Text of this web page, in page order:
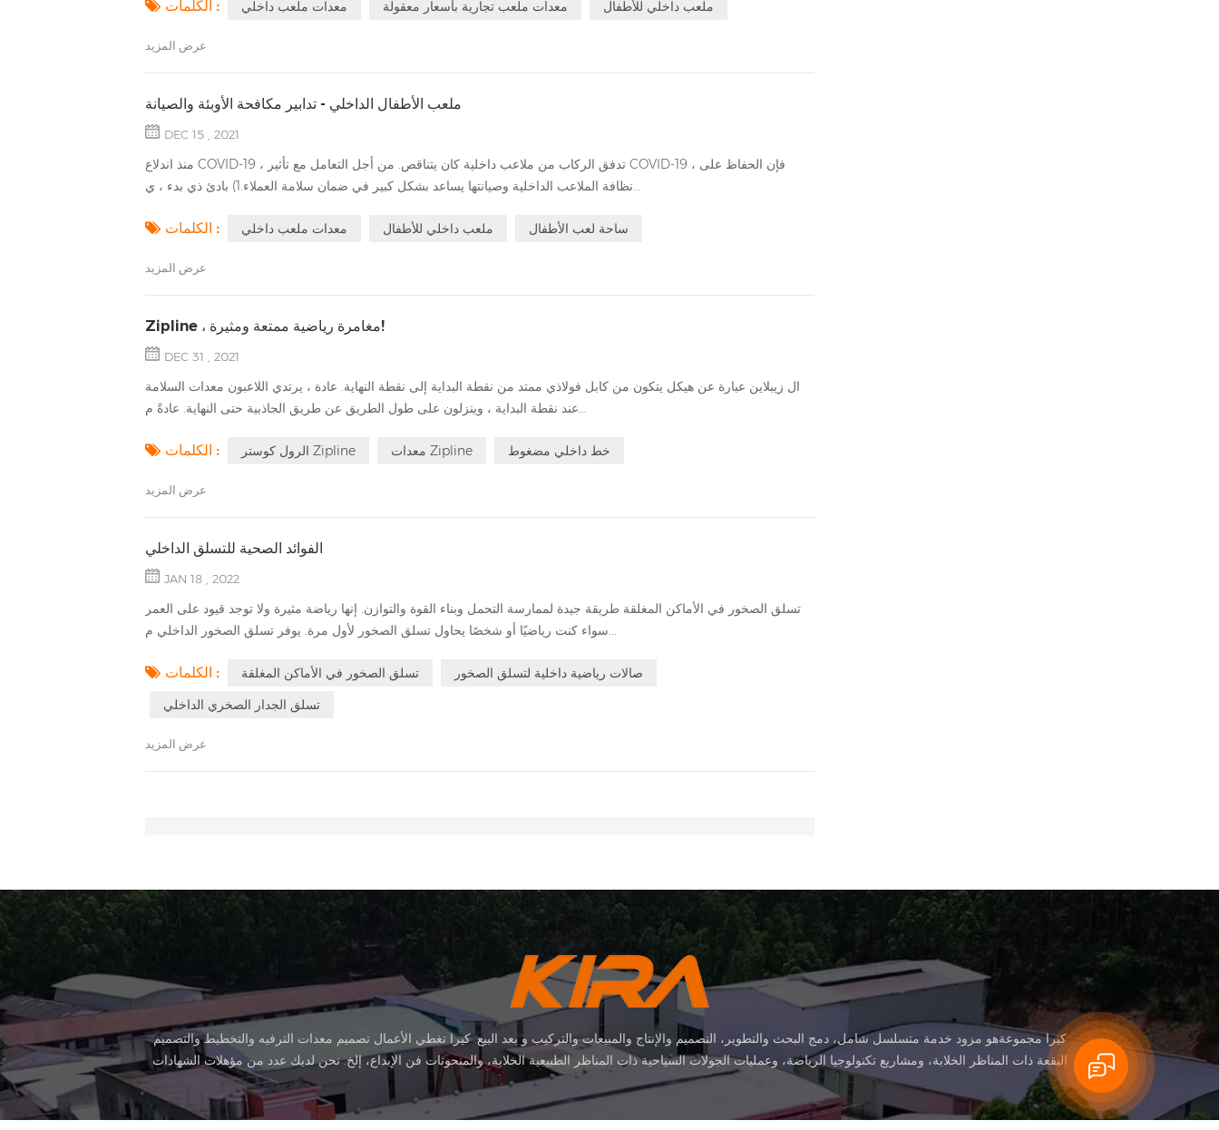
الكلمات : معدات ملعب داخلي معدات ملعب تجارية بأسعار معقولة ملعب داخلي للأطفال
عرض المزيد
ملعب الأطفال الداخلي - تدابير مكافحة الأوبئة والصيانة
DEC 15 , 2021
منذ اندلاع COVID-19 ، تدفق الركاب من ملاعب داخلية كان يتناقص. من أجل التعامل مع تأثير COVID-19 ، فإن الحفاظ على
نظافة الملاعب الداخلية وصيانتها يساعد بشكل كبير في ضمان سلامة العملاء.1) بادئ ذي بدء ، ي...
الكلمات : معدات ملعب داخلي ملعب داخلي للأطفال ساحة لعب الأطفال
عرض المزيد
Zipline ، مغامرة رياضية ممتعة ومثيرة!
DEC 31 , 2021
ال زيبلاين عبارة عن هيكل يتكون من كابل فولاذي ممتد من نقطة البداية إلى نقطة النهاية. عادة ، يرتدي اللاعبون معدات السلامة
عند نقطة البداية ، وينزلون على طول الطريق عن طريق الجاذبية حتى النهاية. عادةً م...
الكلمات : الرول كوستر Zipline معدات Zipline خط داخلي مضغوط
عرض المزيد
الفوائد الصحية للتسلق الداخلي
JAN 18 , 2022
تسلق الصخور في الأماكن المغلقة طريقة جيدة لممارسة التحمل وبناء القوة والتوازن. إنها رياضة مثيرة ولا توجد قيود على العمر
سواء كنت رياضيًا أو شخصًا يحاول تسلق الصخور لأول مرة. يوفر تسلق الصخور الداخلي م...
الكلمات : تسلق الصخور في الأماكن المغلقة
صالات رياضية داخلية لتسلق الصخور
تسلق الجدار الصخري الداخلي
عرض المزيد
كيرا مجموعةهو مزود خدمة متسلسل شامل، دمج البحث والتطوير، التصميم والإنتاج والمبيعات والتركيب و بعد البيع. كيرا تغطي الأعمال تصميم معدات الترفيه والتخطيط والتصميم
البقعة ذات المناظر الخلابة، ومشاريع تكنولوجيا الرياضة، وعمليات الجولات السياحية ذات المناظر الطبيعية الخلابة، والمنحوتات فن الإبداع، إلخ. نحن لديك عدد من مؤهلات الشهادات
مثل شركات التكنولوجيا الفائقة، تنفيذ قياسي الشركات، استيراد & حقوق الصادرات والوطنية براءات الاختراع. انها مؤسسة معروفة تؤثر على تطوير السياحة الثقافية الصناعة. كيرا
تأسست المصنع في 2015 وتقع في هوادو مقاطعة قوانغتشو، تغطي مساحة 11000 متر مربع متر. يمتلك المصنع مباني مكتبه وإنتاج ورش العمل وقاعات المعارض ومواقف